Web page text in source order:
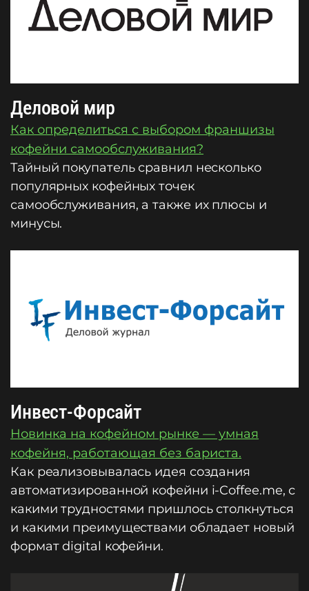
Деловой мир
Как определиться с выбором франшизы
кофейни самообслуживания?
Тайный покупатель сравнил несколько
популярных кофейных точек
самообслуживания, а также их плюсы и
минусы.
Инвест-Форсайт
Новинка на кофейном рынке — умная
кофейня, работающая без бариста.
Как реализовывалась идея создания
автоматизированной кофейни i-Coffee.me, с
какими трудностями пришлось столкнуться
и какими преимуществами обладает новый
формат digital кофейни.